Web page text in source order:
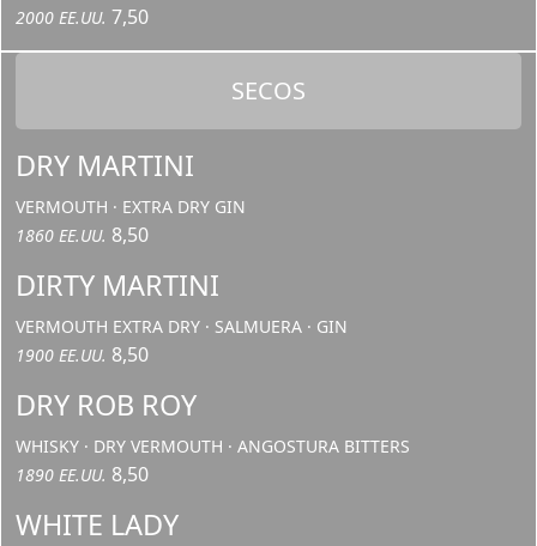
2000 EE.UU. 7,50
SECOS
DRY MARTINI
VERMOUTH · EXTRA DRY GIN
1860 EE.UU. 8,50
DIRTY MARTINI
VERMOUTH EXTRA DRY · SALMUERA · GIN
1900 EE.UU. 8,50
DRY ROB ROY
WHISKY · DRY VERMOUTH · ANGOSTURA BITTERS
1890 EE.UU. 8,50
WHITE LADY